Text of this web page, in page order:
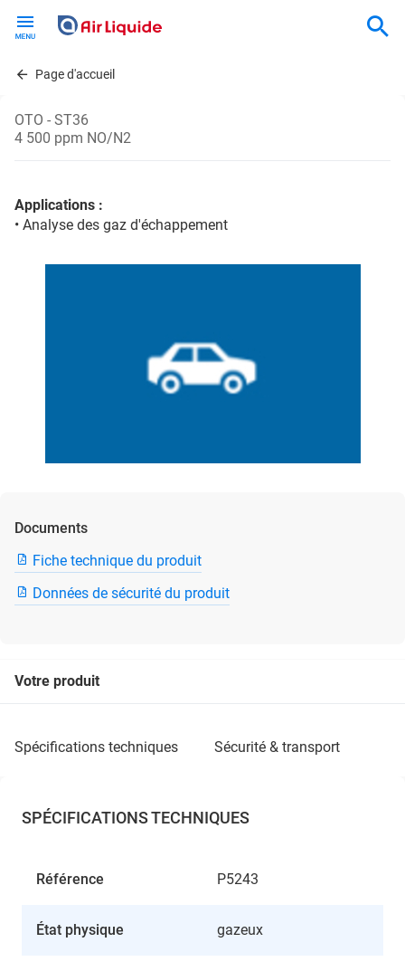
contentPage d'accueil
OTO - ST36
4 500 ppm NO/N2
Applications :
• Analyse des gaz d'échappement
Documents
Fiche technique du produit
Données de sécurité du produit
Votre produit
spécifications techniques sécurité & transport
SPÉCIFICATIONS TECHNIQUES
Référence P5243
État physique gazeux